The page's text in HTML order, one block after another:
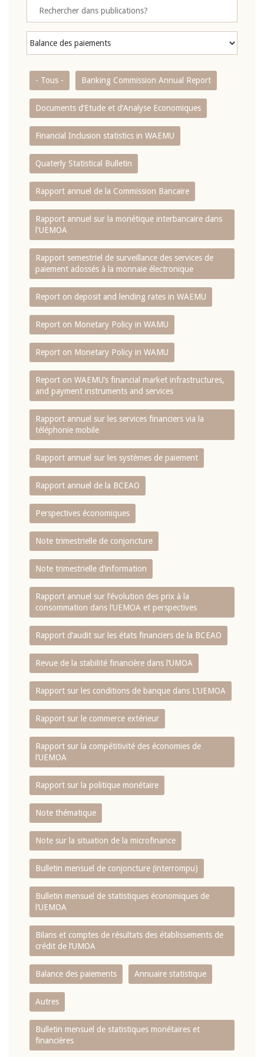
- Tous - Banking Commission Annual Report
Documents d’Etude et d’Analyse Economiques
Financial Inclusion statistics in WAEMU
Quaterly Statistical Bulletin
Rapport annuel de la Commission Bancaire
Rapport annuel sur la monétique interbancaire dans
l'UEMOA
Rapport semestriel de surveillance des services de
paiement adossés à la monnaie électronique
Report on deposit and lending rates in WAEMU
Report on Monetary Policy in WAMU
Report on Monetary Policy in WAMU
Report on WAEMU’s financial market infrastructures,
and payment instruments and services
Rapport annuel sur les services financiers via la
téléphonie mobile
Rapport annuel sur les systèmes de paiement
Rapport annuel de la BCEAO
Perspectives économiques
Note trimestrielle de conjoncture
Note trimestrielle d‘information
Rapport annuel sur l‘évolution des prix à la
consommation dans l‘UEMOA et perspectives
Rapport d‘audit sur les états financiers de la BCEAO
Revue de la stabilité financière dans l‘UMOA
Rapport sur les conditions de banque dans L‘UEMOA
Rapport sur le commerce extérieur
Rapport sur la compétitivité des économies de
l‘UEMOA
Rapport sur la politique monétaire
Note thématique
Note sur la situation de la microfinance
Bulletin mensuel de conjoncture (interrompu)
Bulletin mensuel de statistiques économiques de
l‘UEMOA
Bilans et comptes de résultats des établissements de
crédit de l‘UMOA
Balance des paiements Annuaire statistique
Autres
Bulletin mensuel de statistiques monétaires et
financières